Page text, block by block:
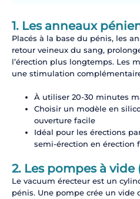
1. Les anneaux
Placés à la base du pénis, les
retour veineux du sang,
l’érection plus longtemps. Les
une stimulation
À utiliser 20-30 minutes
Choisir un modèle en
ouverture facile
Idéal pour les érections
semi-érection en érection
2. Les pompes à
Le vacuum érecteur est un
pénis. Une pompe crée un vide